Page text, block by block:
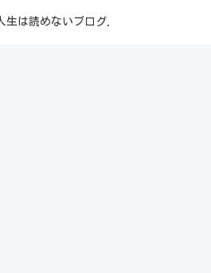
は読めないブログ.